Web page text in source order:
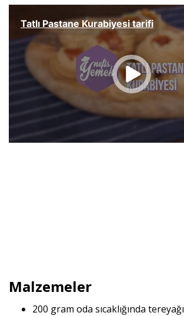
Malzemeler
200 gram oda sıcaklığında tereyağı